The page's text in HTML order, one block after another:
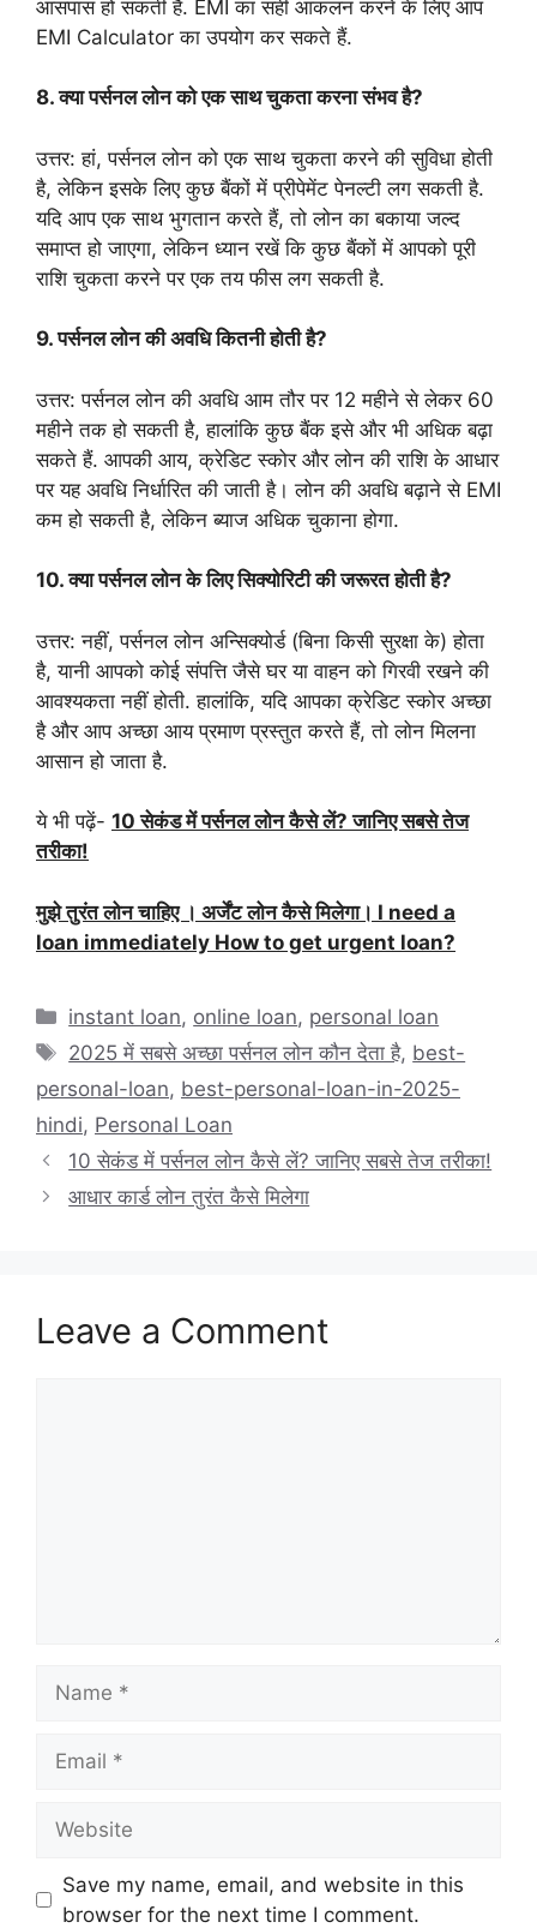
आसपास हो सकती है. EMI का सही आंकलन करने के लिए आप
EMI Calculator का उपयोग कर सकते हैं.
8. क्या पर्सनल लोन को एक साथ चुकता करना संभव है?
उत्तर: हां, पर्सनल लोन को एक साथ चुकता करने की सुविधा होती
है, लेकिन इसके लिए कुछ बैंकों में प्रीपेमेंट पेनल्टी लग सकती है.
यदि आप एक साथ भुगतान करते हैं, तो लोन का बकाया जल्द
समाप्त हो जाएगा, लेकिन ध्यान रखें कि कुछ बैंकों में आपको पूरी
राशि चुकता करने पर एक तय फीस लग सकती है.
9. पर्सनल लोन की अवधि कितनी होती है?
उत्तर: पर्सनल लोन की अवधि आम तौर पर 12 महीने से लेकर 60
महीने तक हो सकती है, हालांकि कुछ बैंक इसे और भी अधिक बढ़ा
सकते हैं. आपकी आय, क्रेडिट स्कोर और लोन की राशि के आधार
पर यह अवधि निर्धारित की जाती है। लोन की अवधि बढ़ाने से EMI
कम हो सकती है, लेकिन ब्याज अधिक चुकाना होगा.
10. क्या पर्सनल लोन के लिए सिक्योरिटी की जरूरत होती है?
उत्तर: नहीं, पर्सनल लोन अन्सिक्योर्ड (बिना किसी सुरक्षा के) होता
है, यानी आपको कोई संपत्ति जैसे घर या वाहन को गिरवी रखने की
आवश्यकता नहीं होती. हालांकि, यदि आपका क्रेडिट स्कोर अच्छा
है और आप अच्छा आय प्रमाण प्रस्तुत करते हैं, तो लोन मिलना
आसान हो जाता है.
ये भी पढ़ें- 10 सेकंड में पर्सनल लोन कैसे लें? जानिए सबसे तेज
तरीका!
मुझे तुरंत लोन चाहिए । अर्जेंट लोन कैसे मिलेगा। I need a
loan immediately How to get urgent loan?
Categories
instant loan, online loan, personal loan
Tags
2025 में सबसे अच्छा पर्सनल लोन कौन देता है, best-
personal-loan, best-personal-loan-in-2025-
hindi, Personal Loan
10 सेकंड में पर्सनल लोन कैसे लें? जानिए सबसे तेज तरीका!
आधार कार्ड लोन तुरंत कैसे मिलेगा
Leave a Comment
Save my name, email, and website in this
browser for the next time I comment.